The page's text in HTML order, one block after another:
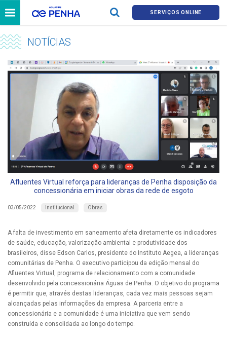
SERVIÇOS ONLINE
NOTÍCIAS
Afluentes Virtual reforça para lideranças de Penha disposição da
concessionária em iniciar obras da rede de esgoto
03/05/2022 Institucional Obras
A falta de investimento em saneamento afeta diretamente os indicadores
de saúde, educação, valorização ambiental e produtividade dos
brasileiros, disse Edson Carlos, presidente do Instituto Aegea, a lideranças
comunitárias de Penha. O executivo participou da edição mensal do
Afluentes Virtual, programa de relacionamento com a comunidade
desenvolvido pela concessionária Águas de Penha. O objetivo do programa
é permitir que, através destas lideranças, cada vez mais pessoas sejam
alcançadas pelas informações da empresa. A parceria entre a
concessionária e a comunidade é uma iniciativa que vem sendo
construída e consolidada ao longo do tempo.